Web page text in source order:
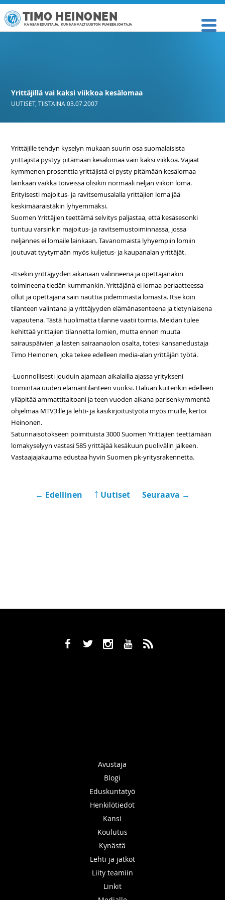
TIMO HEINONEN
KANSANEDUSTAJA, KUNNANVALTUUSTON PUHEENJOHTAJA
Yrittäjillä vai kaksi viikkoa kesälomaa
UUTISET,TIISTAINA 03.07.2007
Yrittäjille tehdyn kyselyn mukaan suurin osa suomalaisista
yrittäjistä pystyy pitämään kesälomaa vain kaksi viikkoa. Vajaat
kymmenen prosenttia yrittäjistä ei pysty pitämään kesälomaa
lainkaan vaikka toiveissa olisikin normaali neljän viikon loma.
Erityisesti majoitus- ja ravitsemusalalla yrittäjien loma jää
keskimääräistäkin lyhyemmäksi.
Suomen Yrittäjien teettämä selvitys paljastaa, että kesäsesonki
tuntuu varsinkin majoitus- ja ravitsemustoiminnassa, jossa
neljännes ei lomaile lainkaan. Tavanomaista lyhyempiin lomiin
joutuvat tyytymään myös kuljetus- ja kaupanalan yrittäjät.
-Itsekin yrittäjyyden aikanaan valinneena ja opettajanakin
toimineena tiedän kummankin. Yrittäjänä ei lomaa periaatteessa
ollut ja opettajana sain nauttia pidemmästä lomasta. Itse koin
tilanteen valintana ja yrittäjyyden elämänasenteena ja tietynlaisena
vapautena. Tästä huolimatta tilanne vaatii toimia. Meidän tulee
kehittää yrittäjien tilannetta lomien, mutta ennen muuta
sairauspäivien ja lasten sairaanaolon osalta, totesi kansanedustaja
Timo Heinonen, joka tekee edelleen media-alan yrittäjän työtä.
-Luonnollisesti jouduin ajamaan aikalailla ajassa yritykseni
toimintaa uuden elämäntilanteen vuoksi. Haluan kuitenkin edelleen
ylläpitää ammattitaitoani ja teen vuoden aikana parisenkymmentä
ohjelmaa MTV3:lle ja lehti- ja käsikirjoitustyötä myös muille, kertoi
Heinonen.
Satunnaisotokseen poimituista 3000 Suomen Yrittäjien teettämään
lomakyselyyn vastasi 585 yrittäjää kesäkuun puolivälin jälkeen.
Vastaajajakauma edustaa hyvin Suomen pk-yritysrakennetta.
← Edellinen ￪ Uutiset Seuraava →
b a x r ,
Avustaja
Blogi
Eduskuntatyö
Henkilötiedot
Kansi
Koulutus
Kynästä
Lehti ja jatkot
Liity teamiin
Linkit